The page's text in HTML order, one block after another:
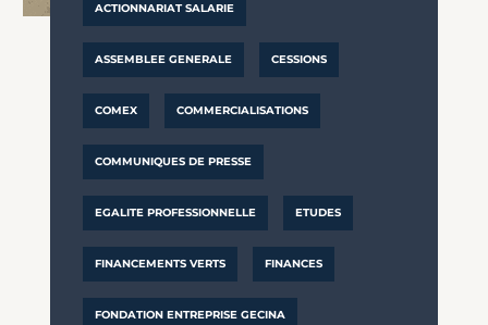
ACTIONNARIAT SALARIE
ASSEMBLEE GENERALE CESSIONS
COMEX COMMERCIALISATIONS
COMMUNIQUES DE PRESSE
EGALITE PROFESSIONNELLE ETUDES
FINANCEMENTS VERTS FINANCES
FONDATION ENTREPRISE GECINA